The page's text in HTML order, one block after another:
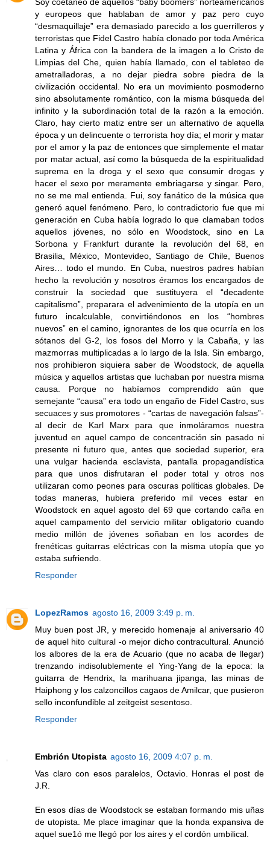
y europeos que hablaban de amor y paz pero cuyo
“desmaquillaje” era demasiado parecido a los guerrilleros y
terroristas que Fidel Castro había clonado por toda América
Latina y África con la bandera de la imagen a lo Cristo de
Limpias del Che, quien había llamado, con el tableteo de
ametralladoras, a no dejar piedra sobre piedra de la
civilización occidental. No era un movimiento posmoderno
sino absolutamente romántico, con la misma búsqueda del
infinito y la subordinación total de la razón a la emoción.
Claro, hay cierto matiz entre ser un alternativo de aquella
época y un delincuente o terrorista hoy día; el morir y matar
por el amor y la paz de entonces que simplemente el matar
por matar actual, así como la búsqueda de la espiritualidad
suprema en la droga y el sexo que consumir drogas y
hacer el sexo por meramente embriagarse y singar. Pero,
no se me mal entienda. Fui, soy fanático de la música que
generó aquel fenómeno. Pero, lo contradictorio fue que mi
generación en Cuba había logrado lo que clamaban todos
aquellos jóvenes, no sólo en Woodstock, sino en La
Sorbona y Frankfurt durante la revolución del 68, en
Brasilia, México, Montevideo, Santiago de Chile, Buenos
Aires… todo el mundo. En Cuba, nuestros padres habían
hecho la revolución y nosotros éramos los encargados de
construir la sociedad que sustituyera el “decadente
capitalismo”, preparara el advenimiento de la utopía en un
futuro incalculable, convirtiéndonos en los “hombres
nuevos” en el camino, ignorantes de los que ocurría en los
sótanos del G-2, los fosos del Morro y la Cabaña, y las
mazmorras multiplicadas a lo largo de la Isla. Sin embargo,
nos prohibieron siquiera saber de Woodstock, de aquella
música y aquellos artistas que luchaban por nuestra misma
causa. Porque no habíamos comprendido aún que
semejante “causa” era todo un engaño de Fidel Castro, sus
secuaces y sus promotores - “cartas de navegación falsas”-
al decir de Karl Marx para que inmoláramos nuestra
juventud en aquel campo de concentración sin pasado ni
presente ni futuro que, antes que sociedad superior, era
una vulgar hacienda esclavista, pantalla propagandística
para que unos disfrutaran el poder total y otros nos
utilizaran como peones para oscuras políticas globales. De
todas maneras, hubiera preferido mil veces estar en
Woodstock en aquel agosto del 69 que cortando caña en
aquel campamento del servicio militar obligatorio cuando
medio millón de jóvenes soñaban en los acordes de
frenéticas guitarras eléctricas con la misma utopía que yo
estaba sufriendo.
Responder
LopezRamos agosto 16, 2009 3:49 p. m.
Muy buen post JR, y merecido homenaje al aniversario 40
de aquel hito cultural -o mejor dicho contracultural. Anunció
los albores de la era de Acuario (que no acaba de llegar)
trenzando indisolublemente el Ying-Yang de la epoca: la
guitarra de Hendrix, la marihuana jipanga, las minas de
Haiphong y los calzoncillos cagaos de Amilcar, que pusieron
sello inconfundible al zeitgeist sesentoso.
Responder
Embrión Utopista agosto 16, 2009 4:07 p. m.
Vas claro con esos paralelos, Octavio. Honras el post de
J.R.
En esos días de Woodstock se estaban formando mis uñas
de utopista. Me place imaginar que la honda expansiva de
aquel sue1ó me llegó por los aires y el cordón umbilical.